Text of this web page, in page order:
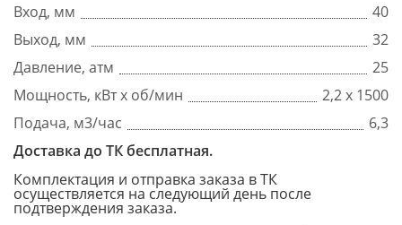
Вход, мм
40
Выход, мм
32
Давление, атм
25
Мощность, кВт x об/мин
2,2 х 1500
Подача, м3/час
6,3
Доставка до ТК бесплатная.
Комплектация и отправка заказа в ТК
осуществляется на следующий день после
подтверждения заказа.